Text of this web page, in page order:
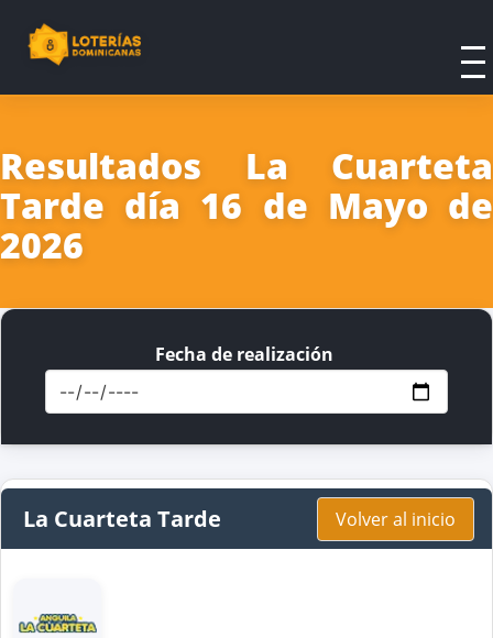
Resultados La Cuarteta
Tarde día 16 de Mayo de
2026
Fecha de realización
La Cuarteta Tarde Volver al inicio